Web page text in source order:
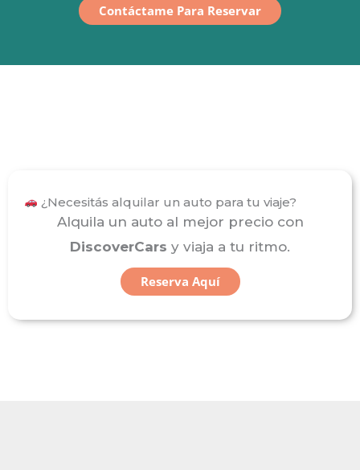
Contáctame Para Reservar
¿Necesitás alquilar un auto para tu viaje?
Alquila un auto al mejor precio con
DiscoverCars y viaja a tu ritmo.
Reserva Aquí